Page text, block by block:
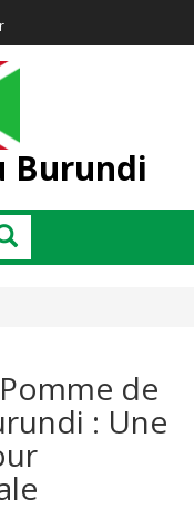
Burundi
de
: Une